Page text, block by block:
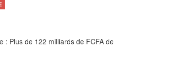
: Plus de 122 milliards de FCFA de